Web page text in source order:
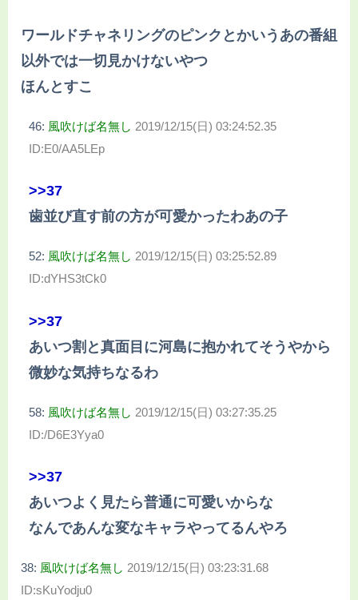
ワールドチャネリングのピンクとかいうあの番組
以外では一切見かけないやつ
ほんとすこ
46: 風吹けば名無し 2019/12/15(日) 03:24:52.35
ID:E0/AA5LEp
>>37
歯並び直す前の方が可愛かったわあの子
52: 風吹けば名無し 2019/12/15(日) 03:25:52.89
ID:dYHS3tCk0
>>37
あいつ割と真面目に河島に抱かれてそうやから
微妙な気持ちなるわ
58: 風吹けば名無し 2019/12/15(日) 03:27:35.25
ID:/D6E3Yya0
>>37
あいつよく見たら普通に可愛いからな
なんであんな変なキャラやってるんやろ
38: 風吹けば名無し 2019/12/15(日) 03:23:31.68
ID:sKuYodju0